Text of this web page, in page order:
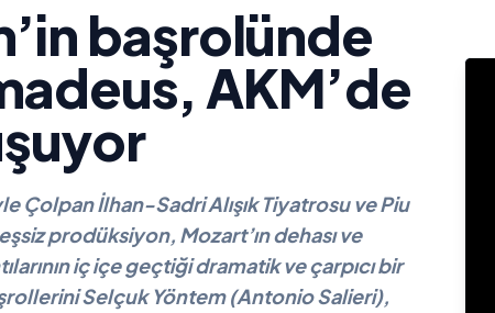
başrolünde
AKM’de
Çolpan İlhan-Sadri Alışık Tiyatrosu ve Piu
prodüksiyon, Mozart’ın dehası ve
iç içe geçtiği dramatik ve çarpıcı bir
Selçuk Yöntem (Antonio Salieri),